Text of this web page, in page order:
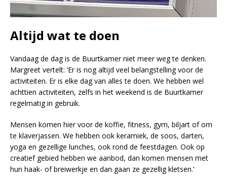
Altijd wat te doen
Vandaag de dag is de Buurtkamer niet meer weg te denken.
Margreet vertelt: ‘Er is nog altijd veel belangstelling voor de
activiteiten. Er is elke dag van alles te doen. We hebben wel
achttien activiteiten, zelfs in het weekend is de Buurtkamer
regelmatig in gebruik.
Mensen komen hier voor de koffie, fitness, gym, biljart of om
te klaverjassen. We hebben ook keramiek, de soos, darten,
yoga en gezellige lunches, ook rond de feestdagen. Ook op
creatief gebied hebben we aanbod, dan komen mensen met
hun haak- of breiwerkje en dan gaan ze gezellig kletsen.’